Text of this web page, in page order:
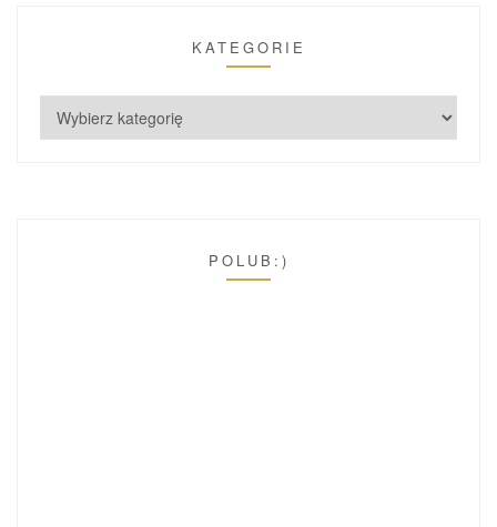
KATEGORIE
POLUB:)